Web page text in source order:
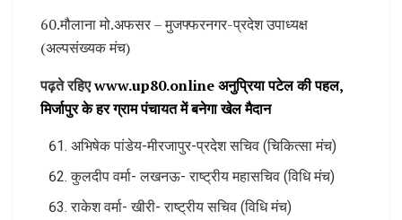
60.मौलाना मो.अफसर – मुजफ्फरनगर-प्रदेश उपाध्यक्ष
(अल्पसंख्यक मंच)
पढ़ते रहिएwww.up80.online अनुप्रिया पटेल की पहल,
मिर्जापुर के हर ग्राम पंचायत में बनेगा खेल मैदान
अभिषेक पांडेय-मीरजापुर-प्रदेश सचिव (चिकित्सा मंच)
कुलदीप वर्मा- लखनऊ- राष्ट्रीय महासचिव (विधि मंच)
राकेश वर्मा- खीरी- राष्ट्रीय सचिव (विधि मंच)